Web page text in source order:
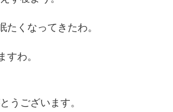
たくなってきたわ。
すわ。
うございます。